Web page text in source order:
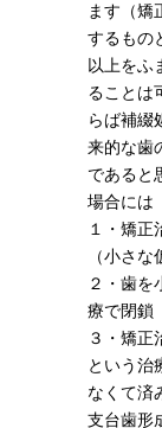
ます（矯
するもの
以上をふ
ることは
らば補綴
来的な歯
であると
場合には
１・矯正
（小さな
２・歯を
療で閉鎖
３・矯正
という治
なくて済
支台歯形